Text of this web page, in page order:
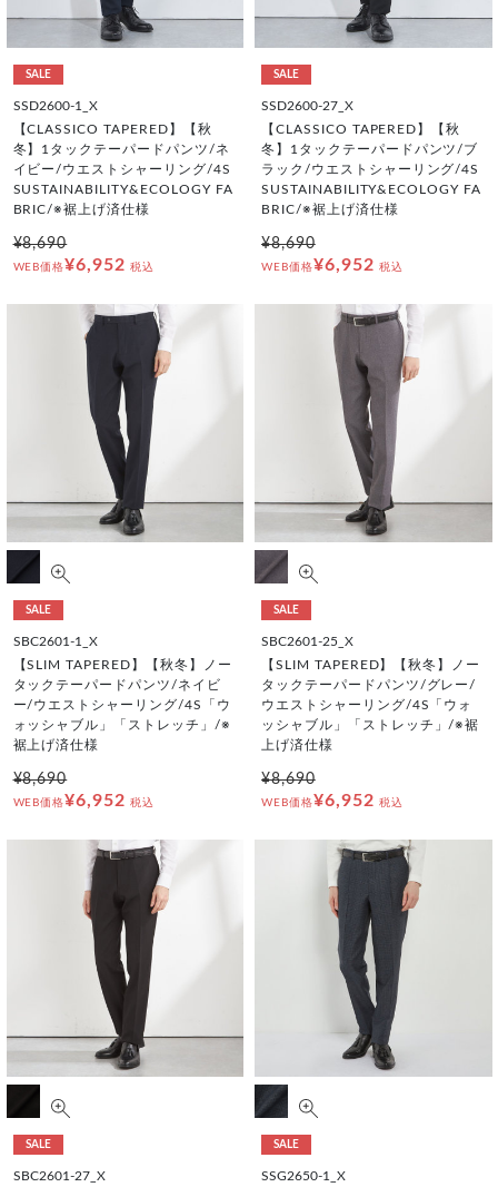
SALE
SSD2600-1_X
【CLASSICO TAPERED】【秋
冬】1タックテーパードパンツ/ネ
イビー/ウエストシャーリング/4S
SUSTAINABILITY&ECOLOGY FA
BRIC/※裾上げ済仕様
¥8,690
WEB価格¥6,952 税込
SALE
SSD2600-27_X
【CLASSICO TAPERED】【秋
冬】1タックテーパードパンツ/ブ
ラック/ウエストシャーリング/4S
SUSTAINABILITY&ECOLOGY FA
BRIC/※裾上げ済仕様
¥8,690
WEB価格¥6,952 税込
SALE
SBC2601-1_X
【SLIM TAPERED】【秋冬】ノー
タックテーパードパンツ/ネイビ
ー/ウエストシャーリング/4S「ウ
ォッシャブル」「ストレッチ」/※
裾上げ済仕様
¥8,690
WEB価格¥6,952 税込
SALE
SBC2601-25_X
【SLIM TAPERED】【秋冬】ノー
タックテーパードパンツ/グレー/
ウエストシャーリング/4S「ウォ
ッシャブル」「ストレッチ」/※裾
上げ済仕様
¥8,690
WEB価格¥6,952 税込
SALE
SBC2601-27_X
SALE
SSG2650-1_X